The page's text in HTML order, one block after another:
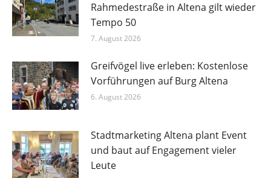
Rahmedestraße in Altena gilt wieder
Tempo 50
7. August 2026
Greifvögel live erleben: Kostenlose
Vorführungen auf Burg Altena
6. August 2026
Stadtmarketing Altena plant Event
und baut auf Engagement vieler
Leute